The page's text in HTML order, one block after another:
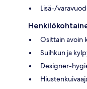
Lisä-/
Osittain avoin
Suihkun ja
Designer-